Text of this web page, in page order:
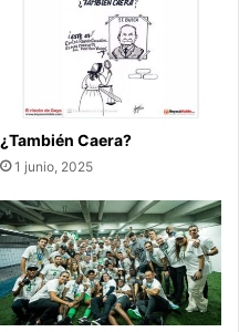
¿También Caera?
1 junio, 2025